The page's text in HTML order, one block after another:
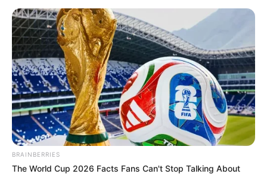
BRAINBERRIES
The World Cup 2026 Facts Fans Can't Stop Talking About